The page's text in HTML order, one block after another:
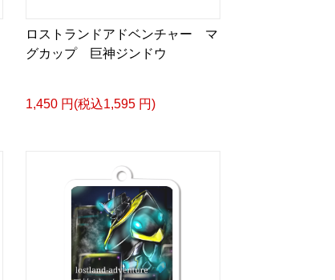
ロストランドアドベンチャー マ
グカップ 巨神ジンドウ
1,450 円(税込1,595 円)